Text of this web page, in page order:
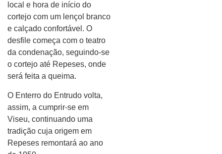
local e hora de início do
cortejo com um lençol branco
e calçado confortável. O
desfile começa com o teatro
da condenação, seguindo-se
o cortejo até Repeses, onde
será feita a queima.
O Enterro do Entrudo volta,
assim, a cumprir-se em
Viseu, continuando uma
tradição cuja origem em
Repeses remontará ao ano